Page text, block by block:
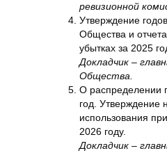
ревизионной
Утверждение
Общества и
убытках за 2025
Докладчик –
Общества.
О распределении
год. Утверждение
использования
2026 году.
Докладчик –